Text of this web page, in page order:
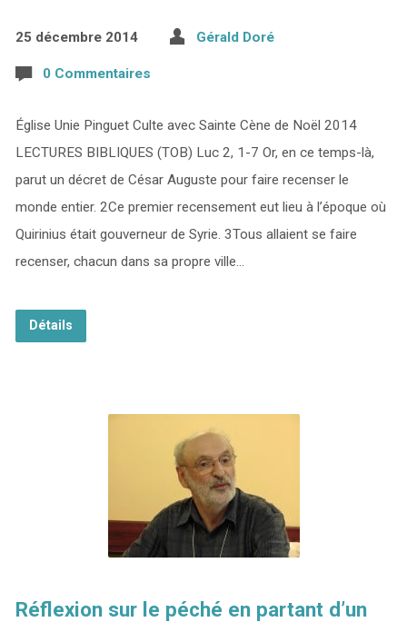
25 décembre 2014 Gérald Doré
0 Commentaires
Église Unie Pinguet Culte avec Sainte Cène de Noël 2014
LECTURES BIBLIQUES (TOB) Luc 2, 1-7 Or, en ce temps-là,
parut un décret de César Auguste pour faire recenser le
monde entier. 2Ce premier recensement eut lieu à l’époque où
Quirinius était gouverneur de Syrie. 3Tous allaient se faire
recenser, chacun dans sa propre ville…
Détails
Réflexion sur le péché en partant d’un